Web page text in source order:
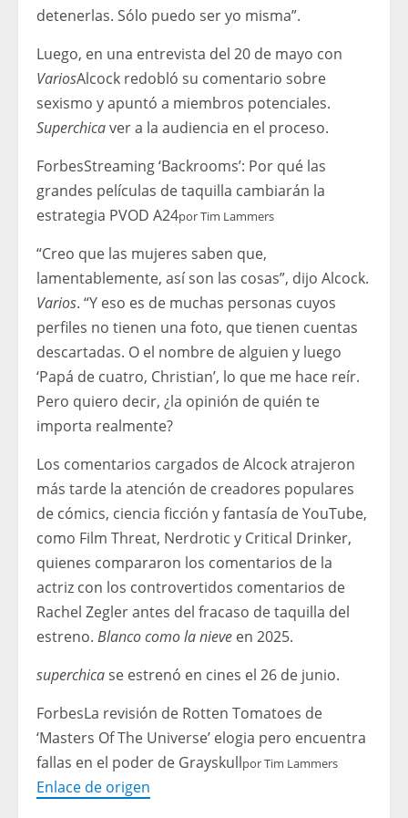
detenerlas. Sólo puedo ser yo misma”.
Luego, en una entrevista del 20 de mayo con
VariosAlcock redobló su comentario sobre
sexismo y apuntó a miembros potenciales.
Superchicaver a la audiencia en el proceso.
ForbesStreaming ‘Backrooms’: Por qué las
grandes películas de taquilla cambiarán la
estrategia PVOD A24porTim Lammers
“Creo que las mujeres saben que,
lamentablemente, así son las cosas”, dijo Alcock.
Varios. “Y eso es de muchas personas cuyos
perfiles no tienen una foto, que tienen cuentas
descartadas. O el nombre de alguien y luego
‘Papá de cuatro, Christian’, lo que me hace reír.
Pero quiero decir, ¿la opinión de quién te
importa realmente?
Los comentarios cargados de Alcock atrajeron
más tarde la atención de creadores populares
de cómics, ciencia ficción y fantasía de YouTube,
como Film Threat, Nerdrotic y Critical Drinker,
quienes compararon los comentarios de la
actriz con los controvertidos comentarios de
Rachel Zegler antes del fracaso de taquilla del
estreno. Blanco como la nieve en 2025.
superchicase estrenó en cines el 26 de junio.
ForbesLa revisión de Rotten Tomatoes de
‘Masters Of The Universe’ elogia pero encuentra
fallas en el poder de GrayskullporTim Lammers
Enlace de origen